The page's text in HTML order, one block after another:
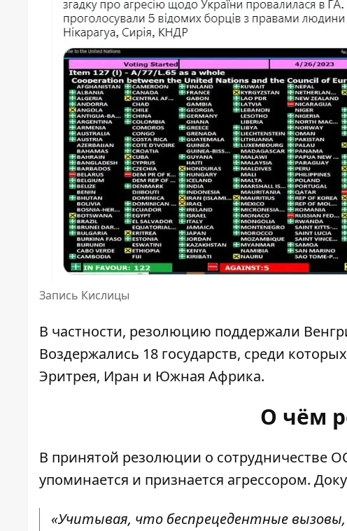
Запись Кислицы
В частности, резолюцию поддержали
Воздержались 18 государств, среди
Эритрея, Иран и Южная Африка.
О чём
В принятой резолюции о сотрудничестве
упоминается и признается агрессором.
«Учитывая, что беспрецедентные вызовы,